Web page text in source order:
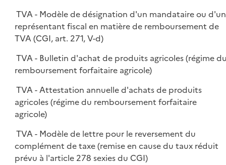
TVA - Modèle de désignation d'un mandataire ou d'un
représentant fiscal en matière de remboursement de
TVA (CGI, art. 271, V-d)
TVA - Bulletin d'achat de produits agricoles (régime
remboursement forfaitaire agricole)
TVA - Attestation annuelle d'achats de produits
agricoles (régime du remboursement forfaitaire
agricole)
TVA - Modèle de lettre pour le reversement du
complément de taxe (remise en cause du taux réduit
prévu à l'article 278 sexies du CGI)